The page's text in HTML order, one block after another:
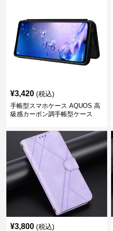
¥3,420 (税込)
手帳型スマホケース AQUOS 高
級感カーボン調手帳型ケース
¥3,800 (税込)